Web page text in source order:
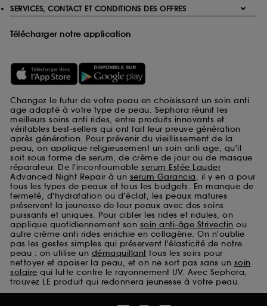
SERVICES, CONTACT ET CONDITIONS DES OFFRES
Télécharger notre application
Changez le futur de votre peau en choisissant un soin anti
age adapté à votre type de peau. Sephora réunit les
meilleurs soins anti rides, entre produits innovants et
véritables best-sellers qui ont fait leur preuve génération
après génération. Pour prévenir du vieillissement de la
peau, on applique religieusement un soin anti age, qu'il
soit sous forme de serum, de crème de jour ou de masque
réparateur. De l'incontournable serum Estée Lauder
Advanced Night Repair à un serum Garancia, il y en a pour
tous les types de peaux et tous les budgets. En manque de
fermeté, d'hydratation ou d'éclat, les peaux matures
préservent la jeunesse de leur peaux avec des soins
puissants et uniques. Pour cibler les rides et ridules, on
applique quotidiennement son soin anti-âge Strivectin ou
autre crème anti rides enrichie en collagène. On n'oublie
pas les gestes simples qui préservent l'élasticité de notre
peau : on utilise un démaquillant tous les soirs pour
nettoyer et apaiser la peau, et on ne sort pas sans un soin
solaire qui lutte contre le rayonnement UV. Avec Sephora,
trouvez LE produit qui redonnera jeunesse à votre peau.